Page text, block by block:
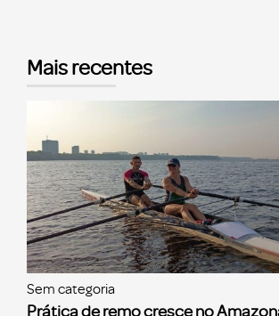
Mais recentes
Sem categoria
Prática de remo cresce no